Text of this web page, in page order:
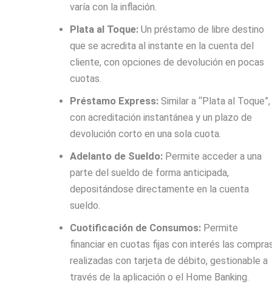
varía con la inflación.
Plata al Toque:Un préstamo de libre destino
que se acredita al instante en la cuenta del
cliente, con opciones de devolución en pocas
cuotas.
Préstamo Express:Similar a “Plata al Toque”,
con acreditación instantánea y un plazo de
devolución corto en una sola cuota.
Adelanto de Sueldo:Permite acceder a una
parte del sueldo de forma anticipada,
depositándose directamente en la cuenta
sueldo.
Cuotificación de Consumos:Permite
financiar en cuotas fijas con interés las
realizadas con tarjeta de débito, gestionable a
través de la aplicación o el Home Banking.